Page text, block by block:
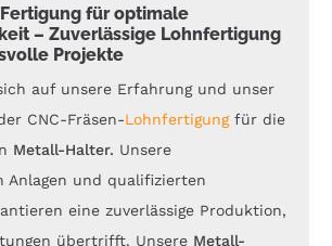
Fertigung für optimale
– Zuverlässige Lohnfertigung
Projekte
auf unsere Erfahrung und unser
CNC-Fräsen-Lohnfertigungfür die
Metall-Halter. Unsere
Anlagen und qualifizierten
eine zuverlässige Produktion,
übertrifft. Unsere Metall-